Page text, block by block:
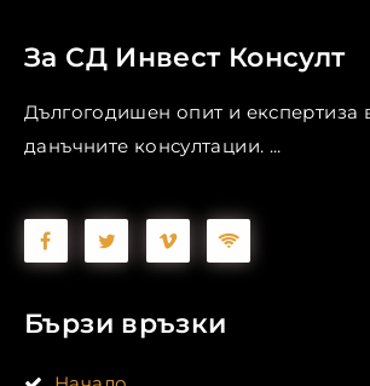
За СД Инвест Консулт
Дългогодишен опит и експертиза
данъчните консултации. ...
Бързи връзки